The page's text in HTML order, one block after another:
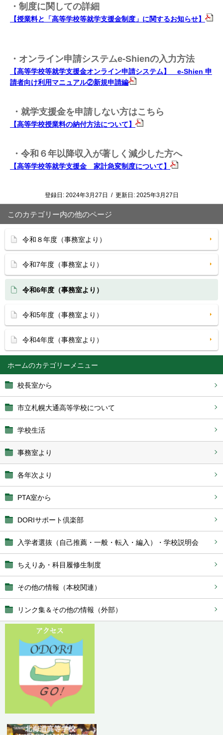
ホーム
校長室から
市立札幌大通高等学校について
学校生活
事務室より
各年次より
PTA室から
DORIサポート倶楽部
入学者選抜（自己推薦・一般・転入・編入）・学校説明会
ちえりあ・科目履修生制度
その他の情報（本校関連）
リンク集＆その他の情報（外部）
・制度に関しての詳細
【授業料と「高等学校等就学支援金制度」に関するお知らせ】
・オンライン申請システムe-Shienの入力方法
【高等学校等就学支援金オンライン申請システム】 e-Shien 申
請者向け利用マニュアル②新規申請編
・就学支援金を申請しない方はこちら
【高等学校授業料の納付方法について】
・令和６年以降収入が著しく減少した方へ
【高等学校等就学支援金 家計急変制度について】
登録日: 2024年3月27日 / 更新日: 2025年3月27日
このカテゴリー内の他のページ
令和８年度（事務室より）
令和7年度（事務室より）
令和6年度（事務室より）
令和5年度（事務室より）
令和4年度（事務室より）